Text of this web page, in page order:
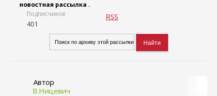
новостная рассылка .
Подписчиков
401
RSS
Автор
В.Ницевич